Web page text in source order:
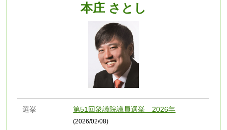
本庄 さとし
選挙 第51回衆議院議員選挙 2026年
(2026/02/08)